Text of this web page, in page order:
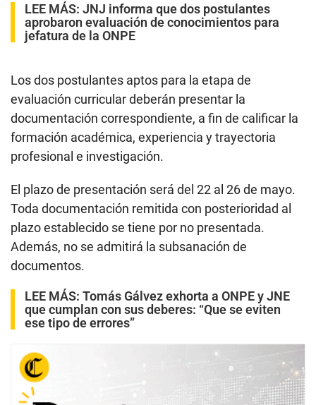
LEE MÁS: JNJ informa que dos postulantes
aprobaron evaluación de conocimientos para
jefatura de la ONPE
Los dos postulantes aptos para la etapa de
evaluación curricular deberán presentar la
documentación correspondiente, a fin de calificar la
formación académica, experiencia y trayectoria
profesional e investigación.
El plazo de presentación será del 22 al 26 de mayo.
Toda documentación remitida con posterioridad al
plazo establecido se tiene por no presentada.
Además, no se admitirá la subsanación de
documentos.
LEE MÁS: Tomás Gálvez exhorta a ONPE y JNE
que cumplan con sus deberes: “Que se eviten
ese tipo de errores”